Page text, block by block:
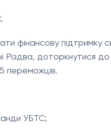
фінансову підтримку
Різдва, доторкнутися
переможців.
УБТС;